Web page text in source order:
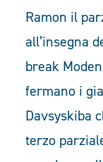
Ramon il
all’insegna
break
fermano i
Davsyskiba
terzo